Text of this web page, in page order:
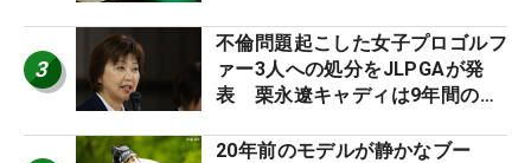
3
不倫問題起こした女子プロゴルフ
ァー3人への処分をJLPGAが発
表 栗永遼キャディは9年間の立
20年前のモデルが静かなブー